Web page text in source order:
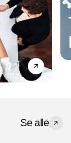
Se alle